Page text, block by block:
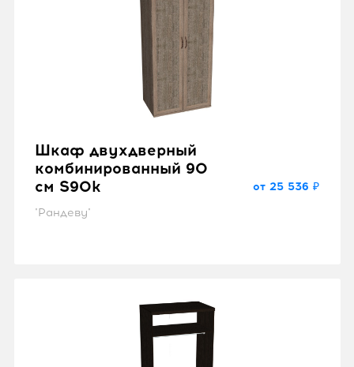
Шкаф двухдверный
комбинированный 90
см S90k
"Рандеву"
от 25 536 ₽